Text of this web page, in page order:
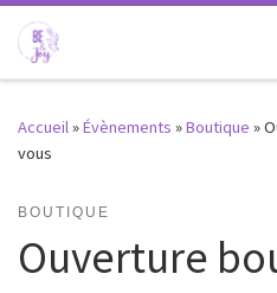
Passer au contenu
Accueil»Évènements »Boutique »
vous
BOUTIQUE
Ouverture